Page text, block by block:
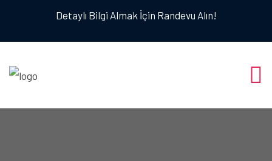
Detaylı Bilgi Almak İçin Randevu Alın!